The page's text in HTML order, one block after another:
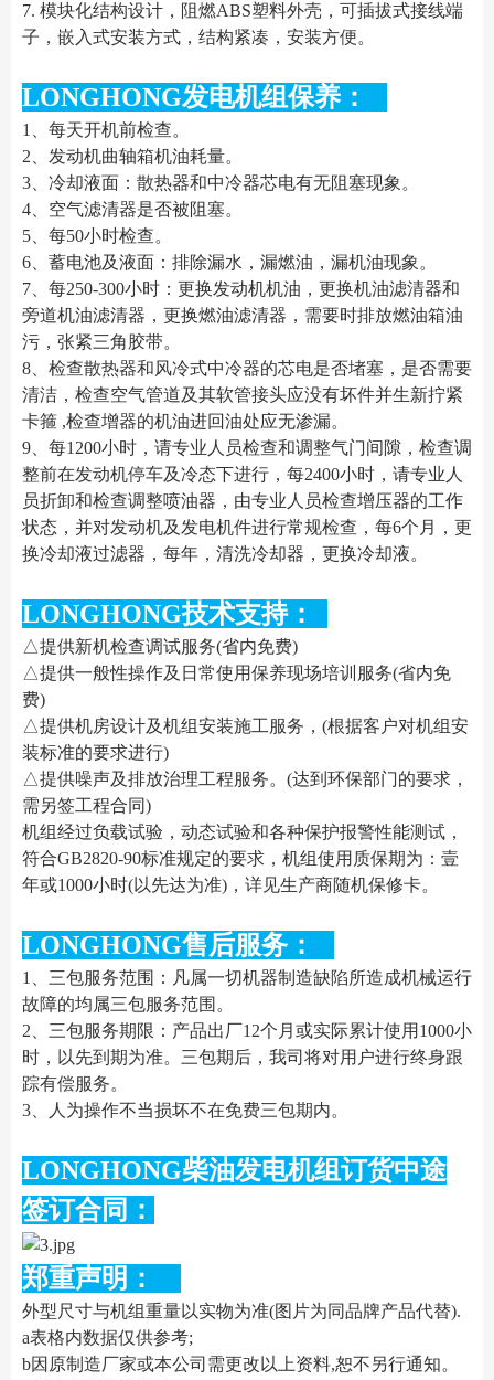
7. 模块化结构设计，阻燃ABS塑料外壳，可插拔式接线端
子，嵌入式安装方式，结构紧凑，安装方便。
LONGHONG发电机组保养：
1、每天开机前检查。
2、发动机曲轴箱机油耗量。
3、冷却液面：散热器和中冷器芯电有无阻塞现象。
4、空气滤清器是否被阻塞。
5、每50小时检查。
6、蓄电池及液面：排除漏水，漏燃油，漏机油现象。
7、每250-300小时：更换发动机机油，更换机油滤清器和
旁道机油滤清器，更换燃油滤清器，需要时排放燃油箱油
污，张紧三角胶带。
8、检查散热器和风冷式中冷器的芯电是否堵塞，是否需要
清洁，检查空气管道及其软管接头应没有坏件并生新拧紧
卡箍 ,检查增器的机油进回油处应无渗漏。
9、每1200小时，请专业人员检查和调整气门间隙，检查调
整前在发动机停车及冷态下进行，每2400小时，请专业人
员折卸和检查调整喷油器，由专业人员检查增压器的工作
状态，并对发动机及发电机件进行常规检查，每6个月，更
换冷却液过滤器，每年，清洗冷却器，更换冷却液。
LONGHONG技术支持：
△提供新机检查调试服务(省内免费)
△提供一般性操作及日常使用保养现场培训服务(省内免
费)
△提供机房设计及机组安装施工服务，(根据客户对机组安
装标准的要求进行)
△提供噪声及排放治理工程服务。(达到环保部门的要求，
需另签工程合同)
机组经过负载试验，动态试验和各种保护报警性能测试，
符合GB2820-90标准规定的要求，机组使用质保期为：壹
年或1000小时(以先达为准)，详见生产商随机保修卡。
LONGHONG售后服务：
1、三包服务范围：凡属一切机器制造缺陷所造成机械运行
故障的均属三包服务范围。
2、三包服务期限：产品出厂12个月或实际累计使用1000小
时，以先到期为准。三包期后，我司将对用户进行终身跟
踪有偿服务。
3、人为操作不当损坏不在免费三包期内。
LONGHONG柴油发电机组订货中途
签订合同：
郑重声明：
外型尺寸与机组重量以实物为准(图片为同品牌产品代替).
a表格内数据仅供参考;
b因原制造厂家或本公司需更改以上资料,恕不另行通知。